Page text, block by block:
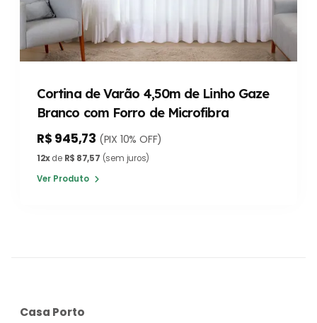
Cortina de Varão 4,50m de Linho Gaze
Branco com Forro de Microfibra
R$ 945,73 (PIX 10% OFF)
12xde R$ 87,57 (sem juros)
Ver Produto
Casa Porto